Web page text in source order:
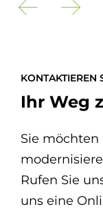
KONTAKTIEREN
Ihr Weg
Sie
Rufen Sie
uns eine